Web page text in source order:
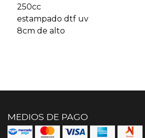
250cc
estampado dtf uv
8cm de alto
MEDIOS DE PAGO